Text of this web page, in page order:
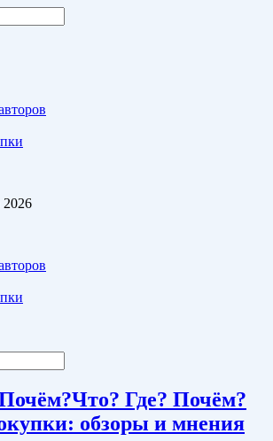
2026
Что? Где? Почём?
обзоры и мнения